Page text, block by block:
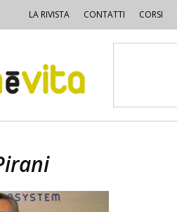
LA RIVISTA CONTATTI CORSI